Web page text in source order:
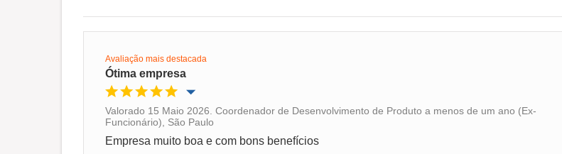
Avaliação mais destacada
Ótima empresa
Oportunidade de promoção
Valorado 15 Maio 2026. Coordenador de Desenvolvimento de Produto a menos de um ano (Ex-
Funcionário), São Paulo
Empresa muito boa e com bons benefícios